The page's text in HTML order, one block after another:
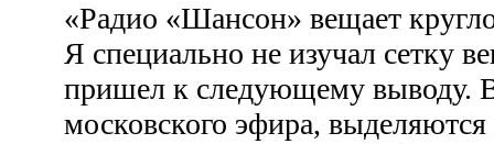
«Радио «Шансон» вещает
Я специально не изучал сетку
пришел к следующему выводу.
московского эфира,